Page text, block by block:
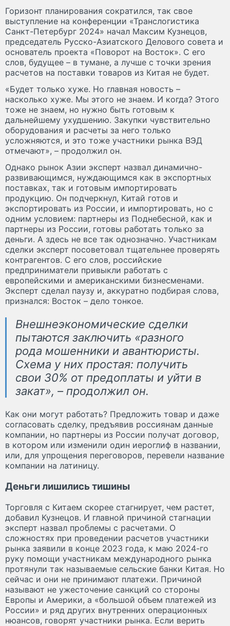
Горизонт планирования сократился, так свое
выступление на конференции «Транслогистика
Санкт-Петербург 2024» начал Максим Кузнецов,
председатель Русско-Азиатского Делового совета и
основатель проекта «Поворот на Восток». С его
слов, будущее – в тумане, а лучше с точки зрения
расчетов на поставки товаров из Китая не будет.
«Будет только хуже. Но главная новость –
насколько хуже. Мы этого не знаем. И когда? Этого
тоже не знаем, но нужно быть готовым к
дальнейшему ухудшению. Закупки чувствительно
оборудования и расчеты за него только
усложняются, и это тоже участники рынка ВЭД
отмечают», – продолжил он.
Однако рынок Азии эксперт назвал динамично-
развивающимся, нуждающимся как в экспортных
поставках, так и готовым импортировать
продукцию. Он подчеркнул, Китай готов и
экспортировать из России, и импортировать, но с
одним условием: партнеры из Поднебесной, как и
партнеры из России, готовы работать только за
деньги. А здесь не все так однозначно. Участникам
сделки эксперт посоветовал тщательнее проверять
контрагентов. С его слов, российские
предприниматели привыкли работать с
европейскими и американскими бизнесменами.
Эксперт сделал паузу и, аккуратно подбирая слова,
признался: Восток – дело тонкое.
Внешнеэкономические сделки
пытаются заключить «разного
рода мошенники и авантюристы.
Схема у них простая: получить
свои 30% от предоплаты и уйти в
закат», – продолжил он.
Как они могут работать? Предложить товар и даже
согласовать сделку, предъявив россиянам данные
компании, но партнеры из России получат договор,
в котором или изменили один иероглиф в названии,
или, для упрощения переговоров, перевели название
компании на латиницу.
Деньги лишились тишины
Торговля с Китаем скорее стагнирует, чем растет,
добавил Кузнецов. И главной причиной стагнации
эксперт назвал проблемы с расчетами. О
сложностях при проведении расчетов участники
рынка заявили в конце 2023 года, к маю 2024-го
руку помощи участникам международного рынка
протянули так называемые сельские банки Китая. Но
сейчас и они не принимают платежи. Причиной
называют не ужесточение санкций со стороны
Европы и Америки, а «большой объем платежей из
России» и ряд других внутренних операционных
нюансов, говорят участники рынка. Если верить